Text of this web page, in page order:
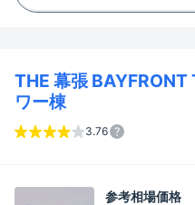
THE 幕張 BAYFRONT
ワー棟
3.76
参考相場価格